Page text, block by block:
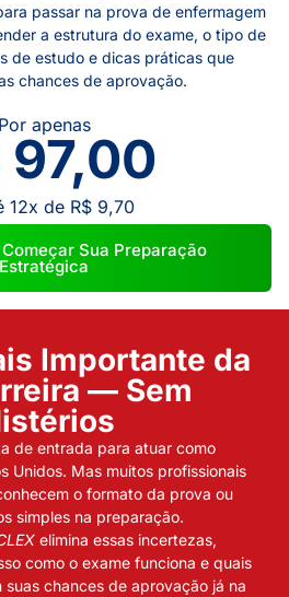
passar na prova de enfermagem
a estrutura do exame, o tipo de
de estudo e dicas práticas que
chances de aprovação.
Por apenas
97,00
12x de R$ 9,70
Sua Preparação
Estratégica
Importante da
— Sem
de entrada para atuar como
Unidos. Mas muitos profissionais
o formato da prova ou
simples na preparação.
elimina essas incertezas,
como o exame funciona e quais
chances de aprovação já na